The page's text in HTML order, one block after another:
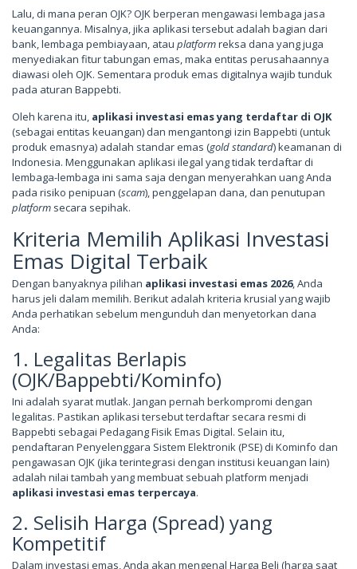
Lalu, di mana peran OJK? OJK berperan mengawasi lembaga jasa
keuangannya. Misalnya, jika aplikasi tersebut adalah bagian dari
bank, lembaga pembiayaan, atau platformreksa dana yang juga
menyediakan fitur tabungan emas, maka entitas perusahaannya
diawasi oleh OJK. Sementara produk emas digitalnya wajib tunduk
pada aturan Bappebti.
Oleh karena itu, aplikasi investasi emas yang terdaftar di OJK
(sebagai entitas keuangan) dan mengantongi izin Bappebti (untuk
produk emasnya) adalah standar emas (gold standard) keamanan di
Indonesia. Menggunakan aplikasi ilegal yang tidak terdaftar di
lembaga-lembaga ini sama saja dengan menyerahkan uang Anda
pada risiko penipuan (scam), penggelapan dana, dan penutupan
platform secara sepihak.
Kriteria Memilih Aplikasi Investasi
Emas Digital Terbaik
Dengan banyaknya pilihan aplikasi investasi emas 2026, Anda
harus jeli dalam memilih. Berikut adalah kriteria krusial yang wajib
Anda perhatikan sebelum mengunduh dan menyetorkan dana
Anda:
1. Legalitas Berlapis
(OJK/Bappebti/Kominfo)
Ini adalah syarat mutlak. Jangan pernah berkompromi dengan
legalitas. Pastikan aplikasi tersebut terdaftar secara resmi di
Bappebti sebagai Pedagang Fisik Emas Digital. Selain itu,
pendaftaran Penyelenggara Sistem Elektronik (PSE) di Kominfo dan
pengawasan OJK (jika terintegrasi dengan institusi keuangan lain)
adalah nilai tambah yang membuat sebuah platform menjadi
aplikasi investasi emas terpercaya.
2. Selisih Harga (Spread) yang
Kompetitif
Dalam investasi emas, Anda akan mengenal Harga Beli (harga saat